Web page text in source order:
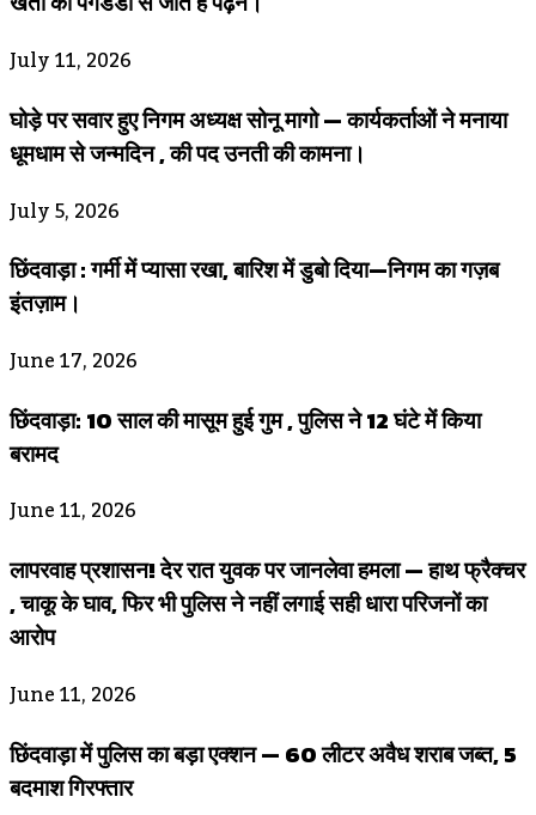
July 11, 2026
घोड़े पर सवार हुए निगम अध्यक्ष सोनू मागो — कार्यकर्ताओं ने मनाया
धूमधाम से जन्मदिन , की पद उनती की कामना।
July 5, 2026
छिंदवाड़ा : गर्मी में प्यासा रखा, बारिश में डुबो दिया—निगम का गज़ब
इंतज़ाम।
June 17, 2026
छिंदवाड़ा: 10 साल की मासूम हुई गुम , पुलिस ने 12 घंटे में किया
बरामद
June 11, 2026
लापरवाह प्रशासन! देर रात युवक पर जानलेवा हमला — हाथ फ्रैक्चर
, चाकू के घाव, फिर भी पुलिस ने नहीं लगाई सही धारा परिजनों का
आरोप
June 11, 2026
छिंदवाड़ा में पुलिस का बड़ा एक्शन — 60 लीटर अवैध शराब जब्त, 5
बदमाश गिरफ्तार